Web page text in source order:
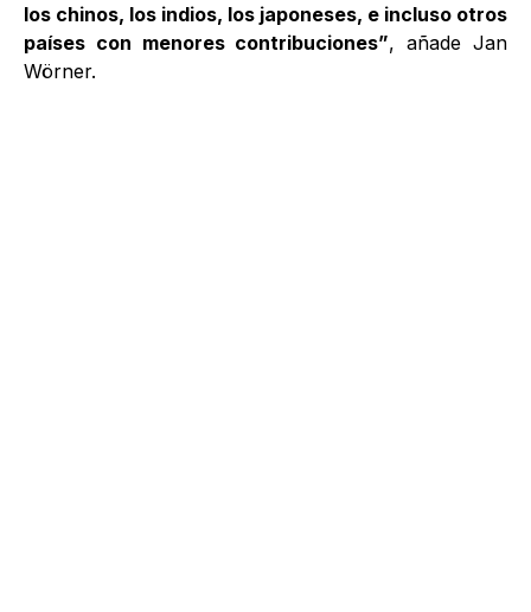
los chinos, los indios, los japoneses, e incluso otros
países con menores contribuciones”, añade Jan
Wörner.